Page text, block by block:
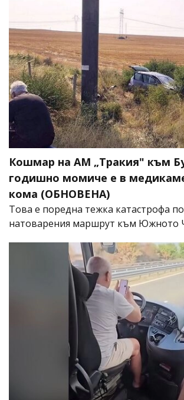
Кошмар на АМ „Тракия" към
годишно момиче е в
кома (ОБНОВЕНА)
Това е поредна тежка катастрофа
натоварения маршрут към Южното